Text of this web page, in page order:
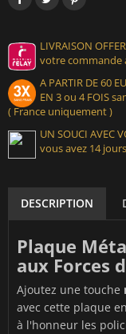
LIVRAISON
votre commande
A PARTIR DE 60
EN 3 ou 4 FOIS
( France uniquement )
UN SOUCI AVEC
vous avez 14
DESCRIPTION
Plaque
aux Forces
Ajoutez une touche
avec cette plaque
à l'honneur les